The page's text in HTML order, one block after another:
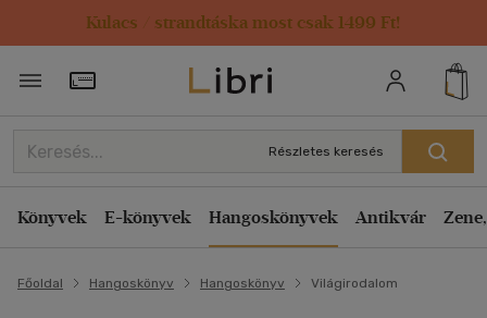
Kulacs / strandtáska most csak 1499 Ft!
Törzsvásárlói Kártya adatai
Részletes keresés
Könyvek E-könyvek Hangoskönyvek Antikvár
Főoldal Hangoskönyv Hangoskönyv Világirodalom